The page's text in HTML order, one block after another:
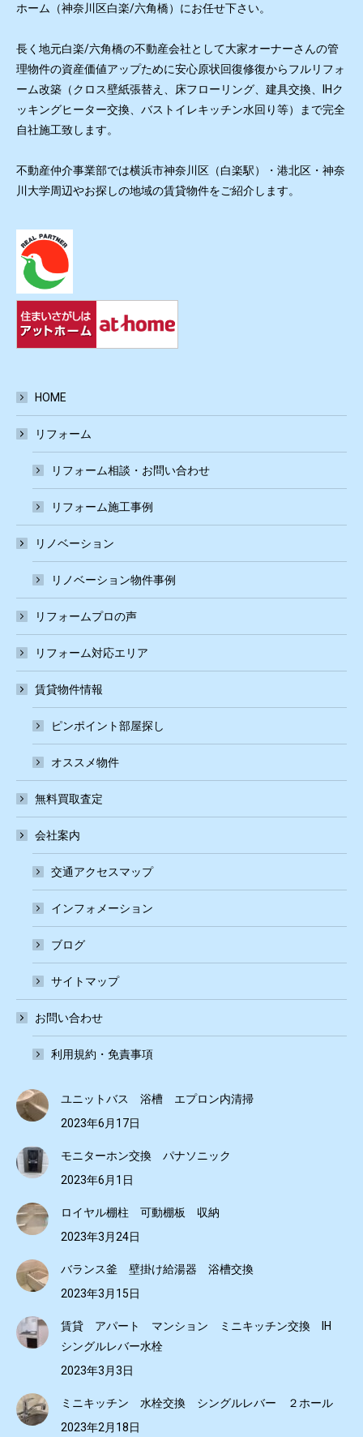
ホーム（神奈川区白楽/六角橋）にお任せ下さい。
長く地元白楽/六角橋の不動産会社として大家オーナーさんの管
理物件の資産価値アップために安心原状回復修復からフルリフォ
ーム改築（クロス壁紙張替え、床フローリング、建具交換、IHク
ッキングヒーター交換、バストイレキッチン水回り等）まで完全
自社施工致します。
不動産仲介事業部では横浜市神奈川区（白楽駅）・港北区・神奈
川大学周辺やお探しの地域の賃貸物件をご紹介します。
HOME
リフォーム
リフォーム相談・お問い合わせ
リフォーム施工事例
リノベーション
リノベーション物件事例
リフォームプロの声
リフォーム対応エリア
賃貸物件情報
ピンポイント部屋探し
オススメ物件
無料買取査定
会社案内
交通アクセスマップ
インフォメーション
ブログ
サイトマップ
お問い合わせ
利用規約・免責事項
ユニットバス 浴槽 エプロン内清掃
2023年6月17日
モニターホン交換 パナソニック
2023年6月1日
ロイヤル棚柱 可動棚板 収納
2023年3月24日
バランス釜 壁掛け給湯器 浴槽交換
2023年3月15日
賃貸 アパート マンション ミニキッチン交換 IH
シングルレバー水栓
2023年3月3日
ミニキッチン 水栓交換 シングルレバー ２ホール
2023年2月18日